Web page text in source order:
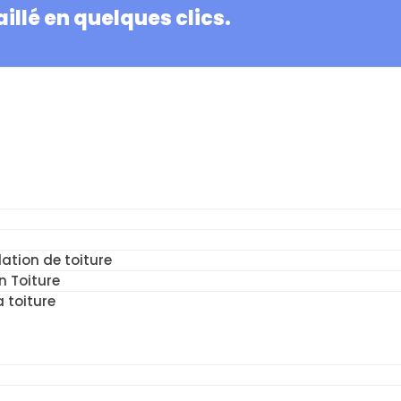
en quelques clics.
de toiture
Toiture
toiture